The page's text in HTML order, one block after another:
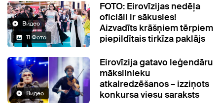
Видео
11 Фото
FOTO: Eirovīzijas nedēļa
oficiāli ir sākusies!
Aizvadīts krāšņiem tērpiem
piepildītais tirkīza paklājs
Видео
Eirovīzija gatavo leģendāru
mākslinieku
atkalredzēšanos – izziņots
konkursa viesu saraksts